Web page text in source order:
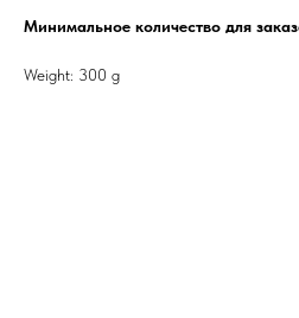
Минимальное количество для
Weight: 300 g